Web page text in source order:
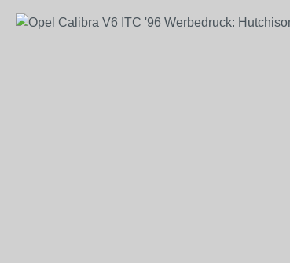
Bildergalerie überspringen